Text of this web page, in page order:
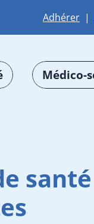
Adhérer |
Médico-